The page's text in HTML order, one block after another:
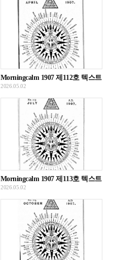
Morningcalm 1907 제112호 텍스트
2026.05.02
Morningcalm 1907 제113호 텍스트
2026.05.02